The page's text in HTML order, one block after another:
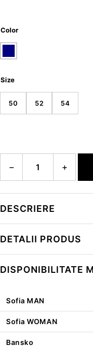
Color
Size
50 52 54
− +
DESCRIERE
DETALII PRODUS
DISPONIBILITATE
Sofia MAN
Sofia WOMAN
Bansko